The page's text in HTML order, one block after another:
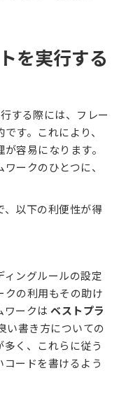
を実行する
する際には、フレー
す。これにより、
容易になります。
ークのひとつに、
、以下の利便性が得
ングルールの設定
クの利用もその助け
ワークはベストプラ
い書き方についての
く、これらに従う
ードを書けるよう